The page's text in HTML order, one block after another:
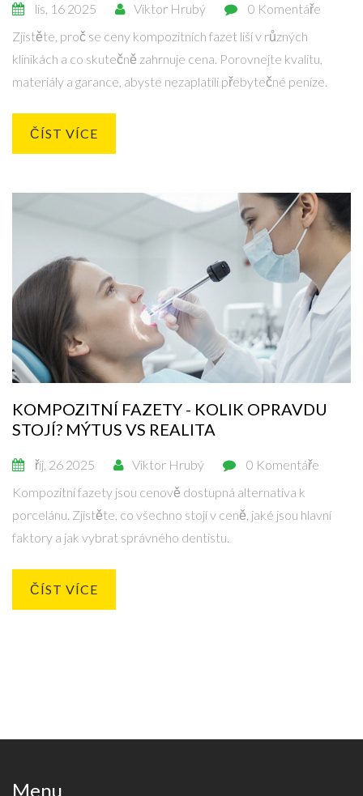
lis, 16 2025 Viktor Hrubý
0 Komentáře
Zjistěte, proč se ceny kompozitních fazet liší v různých
klinikách a co skutečně zahrnuje cena. Porovnejte kvalitu,
materiály a garance, abyste nezaplatili přebytečné peníze.
ČÍST VÍCE
KOMPOZITNÍ FAZETY - KOLIK OPRAVDU
STOJÍ? MÝTUS VS REALITA
říj, 26 2025 Viktor Hrubý
0 Komentáře
Kompozitní fazety jsou cenově dostupná alternativa k
porcelánu. Zjistěte, co všechno stojí v ceně, jaké jsou hlavní
faktory a jak vybrat správného dentistu.
ČÍST VÍCE
Menu